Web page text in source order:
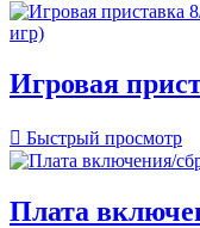
Игровая
 Быстрый просмотр
Плата